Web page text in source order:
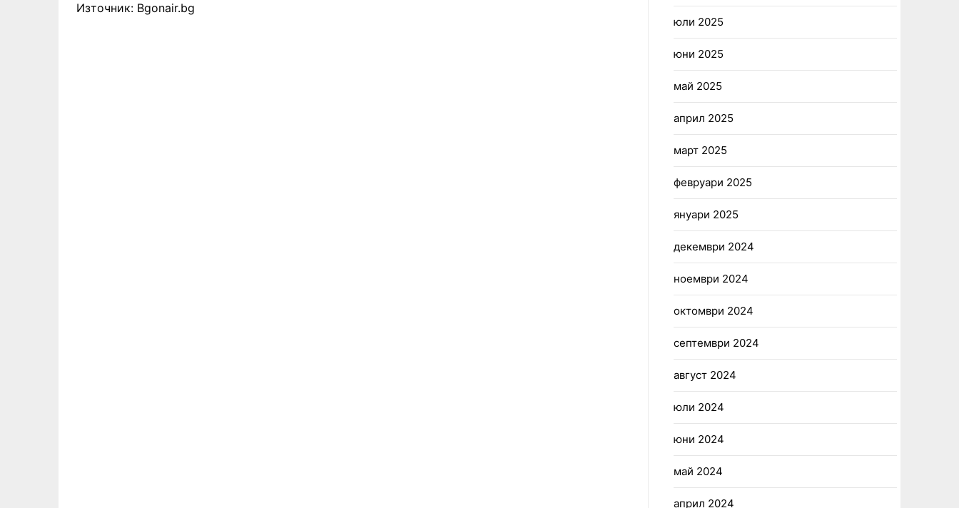
Източник: Bgonair.bg
юли 2025
юни 2025
май 2025
април 2025
март 2025
февруари 2025
януари 2025
декември 2024
ноември 2024
октомври 2024
септември 2024
август 2024
юли 2024
юни 2024
май 2024
април 2024